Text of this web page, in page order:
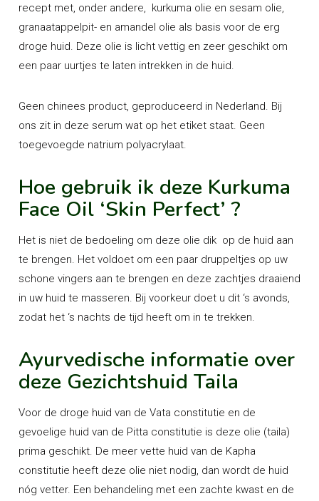
recept met, onder andere, kurkuma olie en sesam olie,
granaatappelpit- en amandel olie als basis voor de erg
droge huid. Deze olie is licht vettig en zeer geschikt om
een paar uurtjes te laten intrekken in de huid.
Geen chinees product, geproduceerd in Nederland. Bij
ons zit in deze serum wat op het etiket staat. Geen
toegevoegde natrium polyacrylaat.
Hoe gebruik ik deze Kurkuma
Face Oil ‘Skin Perfect’ ?
Het is niet de bedoeling om deze olie dik op de huid aan
te brengen. Het voldoet om een paar druppeltjes op uw
schone vingers aan te brengen en deze zachtjes draaiend
in uw huid te masseren. Bij voorkeur doet u dit ‘s avonds,
zodat het ‘s nachts de tijd heeft om in te trekken.
Ayurvedische informatie over
deze Gezichtshuid Taila
Voor de droge huid van de Vata constitutie en de
gevoelige huid van de Pitta constitutie is deze olie (taila)
prima geschikt. De meer vette huid van de Kapha
constitutie heeft deze olie niet nodig, dan wordt de huid
nóg vetter. Een behandeling met een zachte kwast en de